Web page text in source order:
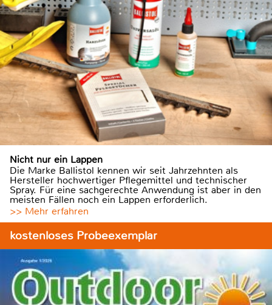
Nicht nur ein Lappen
Die Marke Ballistol kennen wir seit Jahrzehnten als
Hersteller hochwertiger Pflegemittel und technischer
Spray. Für eine sachgerechte Anwendung ist aber in den
meisten Fällen noch ein Lappen erforderlich.
>> Mehr erfahren
kostenloses Probeexemplar